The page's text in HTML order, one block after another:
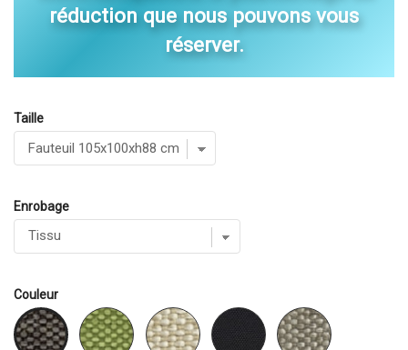
réduction que nous pouvons vous
réserver.
Taille
Enrobage
Couleur